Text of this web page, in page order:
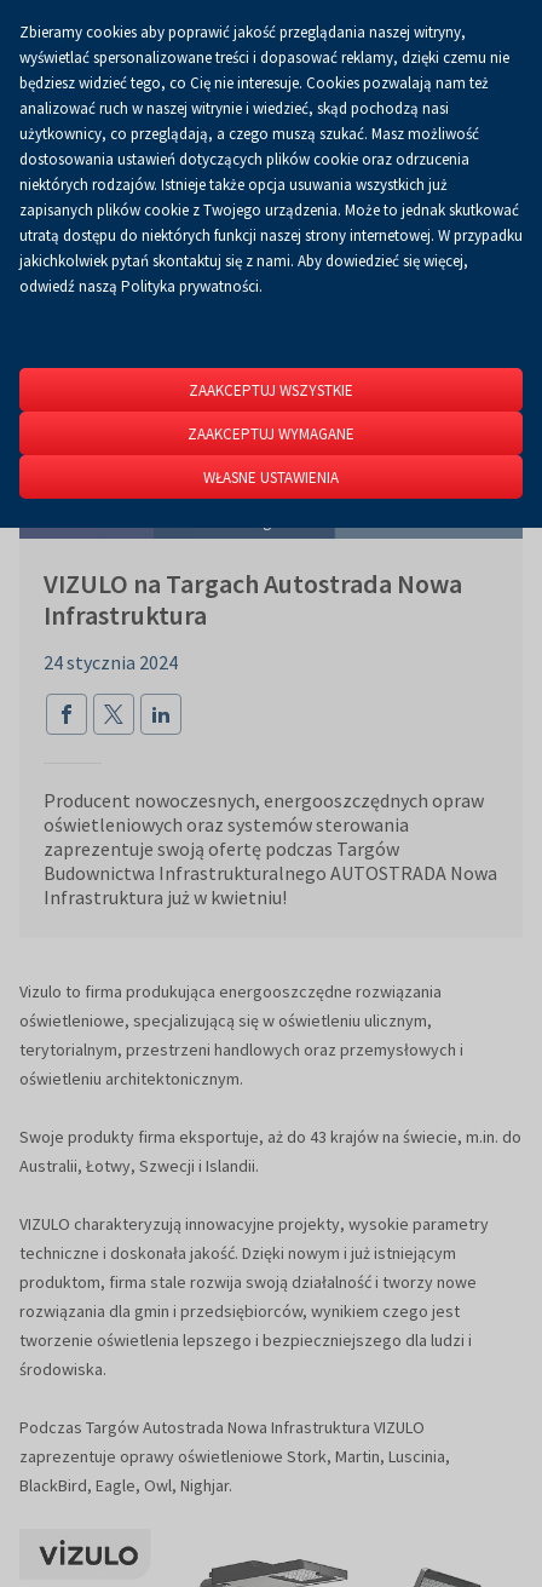
0.00 złKoszykPL
Strona główna O firmie Aktualności
Aktualności
VIZULO na Targach Autostrada Nowa
Infrastruktura
24 stycznia 2024
Producent nowoczesnych, energooszczędnych opraw
oświetleniowych oraz systemów sterowania
zaprezentuje swoją ofertę podczas Targów
Budownictwa Infrastrukturalnego AUTOSTRADA Nowa
Infrastruktura już w kwietniu!
Vizulo to firma produkująca energooszczędne rozwiązania
oświetleniowe, specjalizującą się w oświetleniu ulicznym,
terytorialnym, przestrzeni handlowych oraz przemysłowych i
oświetleniu architektonicznym.
Swoje produkty firma eksportuje, aż do 43 krajów na świecie, m.in. do
Australii, Łotwy, Szwecji i Islandii.
VIZULO charakteryzują innowacyjne projekty, wysokie parametry
techniczne i doskonała jakość. Dzięki nowym i już istniejącym
produktom, firma stale rozwija swoją działalność i tworzy nowe
rozwiązania dla gmin i przedsiębiorców, wynikiem czego jest
tworzenie oświetlenia lepszego i bezpieczniejszego dla ludzi i
środowiska.
Podczas Targów Autostrada Nowa Infrastruktura VIZULO
zaprezentuje oprawy oświetleniowe Stork, Martin, Luscinia,
BlackBird, Eagle, Owl, Nighjar.
Zbieramy cookies aby poprawić jakość przeglądania naszej witryny,
wyświetlać spersonalizowane treści i dopasować reklamy, dzięki czemu nie
będziesz widzieć tego, co Cię nie interesuje. Cookies pozwalają nam też
analizować ruch w naszej witrynie i wiedzieć, skąd pochodzą nasi
użytkownicy, co przeglądają, a czego muszą szukać. Masz możliwość
dostosowania ustawień dotyczących plików cookie oraz odrzucenia
niektórych rodzajów. Istnieje także opcja usuwania wszystkich już
zapisanych plików cookie z Twojego urządzenia. Może to jednak skutkować
utratą dostępu do niektórych funkcji naszej strony internetowej. W przypadku
jakichkolwiek pytań skontaktuj się z nami. Aby dowiedzieć się więcej,
odwiedź naszą Polityka prywatności.
ZAAKCEPTUJ WSZYSTKIE
ZAAKCEPTUJ WYMAGANE
WŁASNE USTAWIENIA